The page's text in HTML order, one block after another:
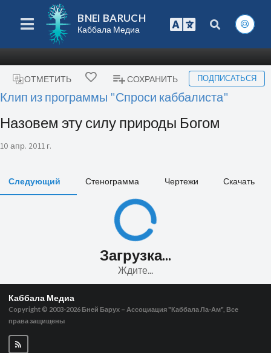
BNEI BARUCH
Каббала Медиа
ОТМЕТИТЬ СОХРАНИТЬ ПОДПИСАТЬСЯ
Клип из программы "Спроси каббалиста"
Назовем эту силу природы Богом
10 апр. 2011 г.
Следующий Стенограмма Чертежи Скачать
Загрузка...
Ждите...
Каббала Медиа
Copyright © 2003-2026 Бней Барух – Ассоциация "Каббала Ла-Ам", Все
права защищены